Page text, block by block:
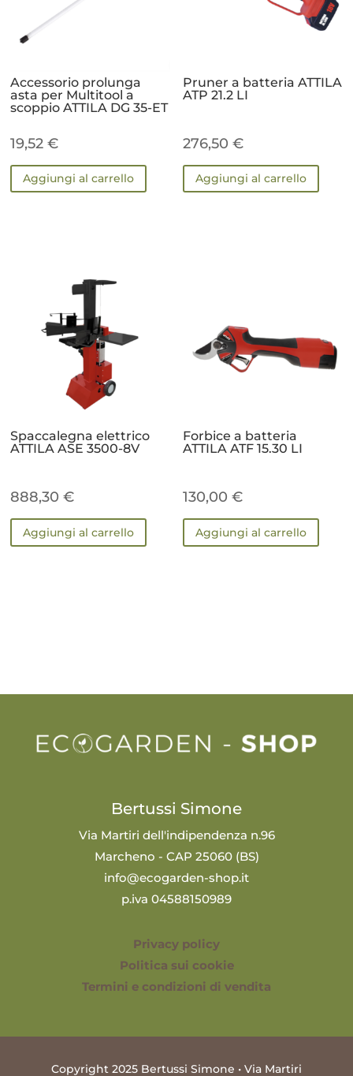
Accessorio prolunga
asta per Multitool a
scoppio ATTILA DG 35-ET
19,52€
Aggiungi al carrello
Pruner a batteria ATTILA
ATP 21.2 LI
276,50€
Aggiungi al carrello
Spaccalegna elettrico
ATTILA ASE 3500-8V
888,30€
Aggiungi al carrello
Forbice a batteria
ATTILA ATF 15.30 LI
130,00€
Aggiungi al carrello
Bertussi Simone
Via Martiri dell'indipendenza n.96
Marcheno - CAP 25060 (BS)
info@ecogarden-shop.it
p.iva 04588150989
Privacy policy
Politica sui cookie
Termini e condizioni di vendita
Copyright 2025 Bertussi Simone • Via Martiri